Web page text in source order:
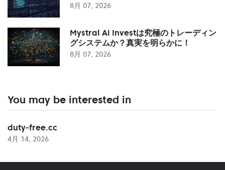
8月 07, 2026
Mystral Ai Investは究極のトレーディン
グシステムか？真実を明らかに！
8月 07, 2026
You may be interested in
duty-free.cc
4月 14, 2026